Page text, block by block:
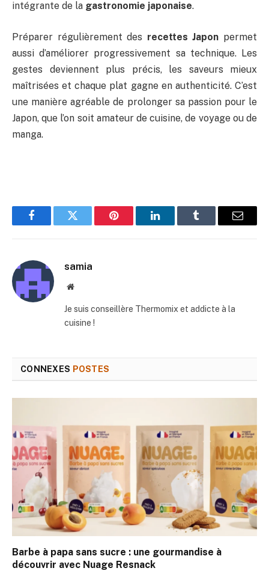
intégrante de la gastronomie japonaise.
Préparer régulièrement des recettes Japon permet
aussi d’améliorer progressivement sa technique. Les
gestes deviennent plus précis, les saveurs mieux
maîtrisées et chaque plat gagne en authenticité. C’est
une manière agréable de prolonger sa passion pour le
Japon, que l’on soit amateur de cuisine, de voyage ou de
manga.
FacebookTwitter Pinterest LinkedInTumblr
E-
samia
Site
Je suis conseillère Thermomix et addicte à la
cuisine !
CONNEXES POSTES
Barbe à papa sans sucre : une gourmandise à
découvrir avec Nuage Resnack